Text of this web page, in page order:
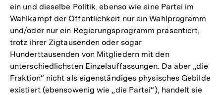
ein und dieselbe Politik. ebenso wie eine Partei im
Wahlkampf der Öffentlichkeit nur ein Wahlprogramm
und/oder nur ein Regierungsprogramm präsentiert,
trotz ihrer Zigtausenden oder sogar
Hunderttausenden von Mitgliedern mit den
unterschiedlichsten Einzelauffassungen. Da aber „die
Fraktion“ nicht als eigenständiges physisches Gebilde
existiert (ebensowenig wie „die Partei“), handelt sie